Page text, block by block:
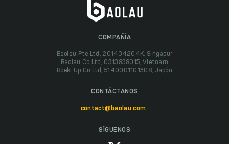
COMPAÑÍA
Baolau Pte Ltd, 201434204K, Singapur
Baolau Co Ltd, 0313838015, Vietnam
Boeki Up Co Ltd, 5140001101308, Japón
CONTÁCTANOS
contact@baolau.com
SÍGUENOS